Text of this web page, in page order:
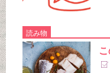
読み物